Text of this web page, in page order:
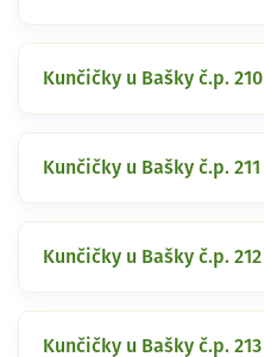
Kunčičky u Bašky č.p. 210
Kunčičky u Bašky č.p. 211
Kunčičky u Bašky č.p. 212
Kunčičky u Bašky č.p. 213